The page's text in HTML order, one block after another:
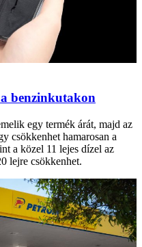
benzinkutakon
egy termék árát, majd az
csökkenhet hamarosan a
a közel 11 lejes dízel az
lejre csökkenhet.